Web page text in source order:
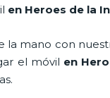
en Heroes de la
la mano con
el móvil en